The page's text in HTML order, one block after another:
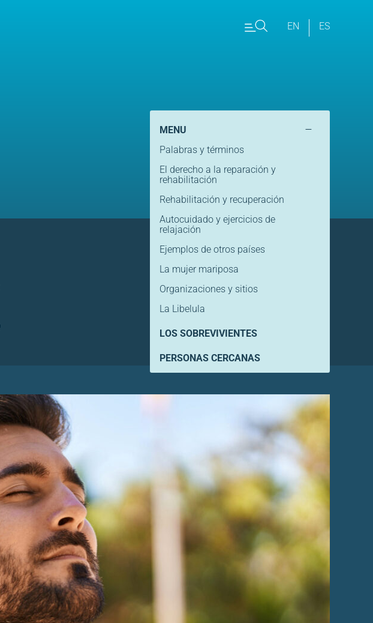
EN ES
MENU –
Palabras y términos
El derecho a la reparación y
rehabilitación
Rehabilitación y recuperación
Autocuidado y ejercicios de
relajación
Ejemplos de otros países
La mujer mariposa
Organizaciones y sitios
La Libelula
LOS SOBREVIVIENTES
PERSONAS CERCANAS